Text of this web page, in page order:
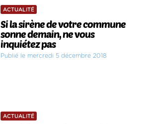
ACTUALITÉ
Si la sirène de votre commune
sonne demain, ne vous
inquiétez pas
Publié le mercredi 5 décembre 2018
ACTUALITÉ